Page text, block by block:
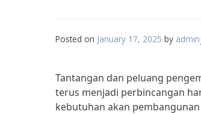
Posted on January 17, 2025 by
Tantangan dan peluang
terus menjadi perbincangan
kebutuhan akan